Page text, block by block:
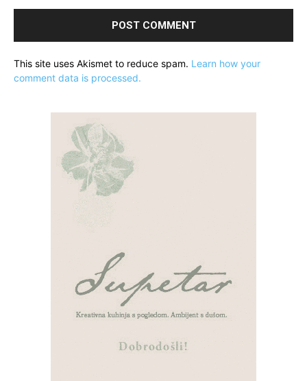
This site uses Akismet to reduce spam. Learn how your
comment data is processed.